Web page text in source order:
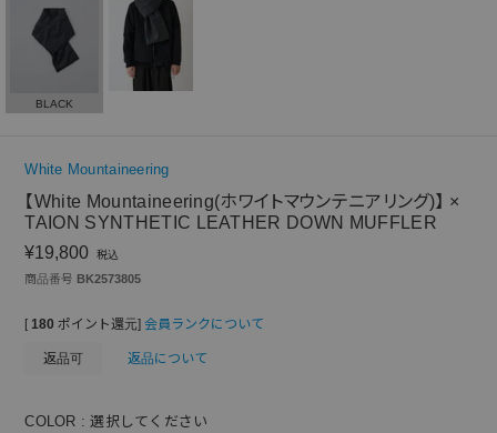
BLACK
White Mountaineering
【White Mountaineering(ホワイトマウンテニアリング)】 ×
TAION SYNTHETIC LEATHER DOWN MUFFLER
¥19,800 税込
商品番号 BK2573805
[ 180 ポイント還元] 会員ランクについて
返品可 返品について
COLOR 選択してください